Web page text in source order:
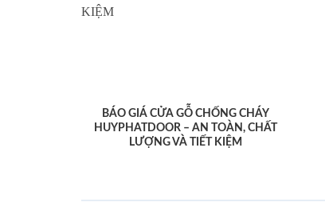
BÁO GIÁ CỬA GỖ CHỐNG CHÁY
HUYPHATDOOR – AN TOÀN, CHẤT
LƯỢNG VÀ TIẾT KIỆM